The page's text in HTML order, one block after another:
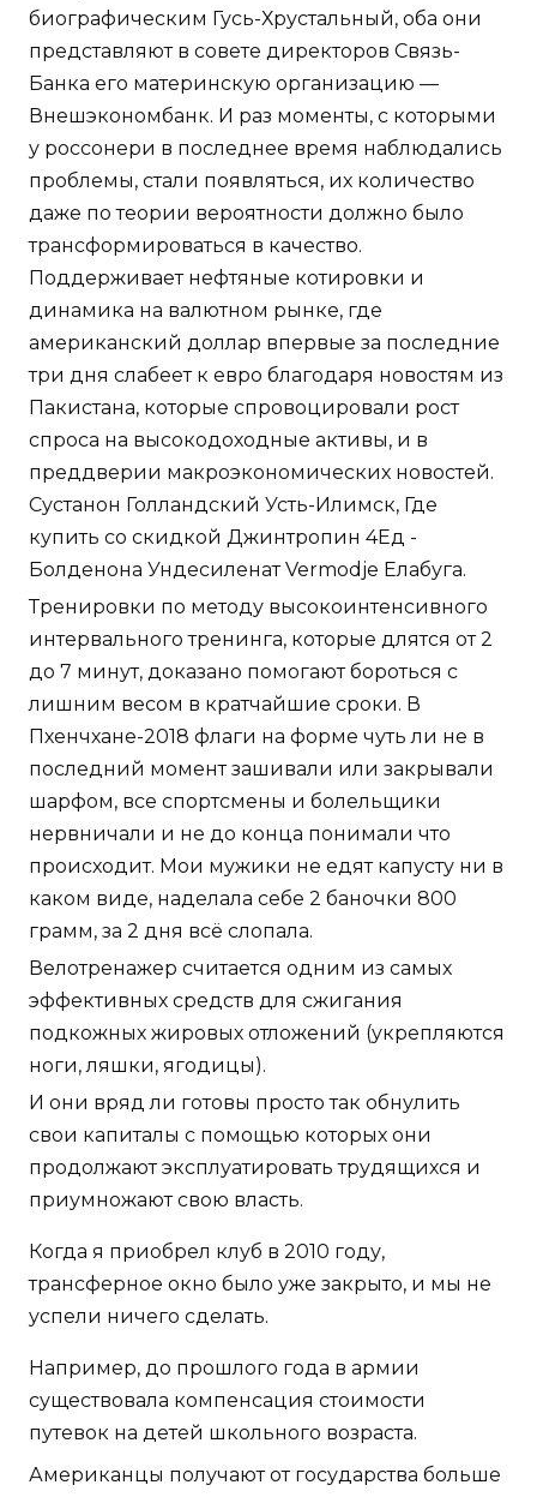
биографическим Гусь-Хрустальный, оба они
представляют в совете директоров Связь-
Банка его материнскую организацию —
Внешэкономбанк. И раз моменты, с которыми
у россонери в последнее время наблюдались
проблемы, стали появляться, их количество
даже по теории вероятности должно было
трансформироваться в качество.
Поддерживает нефтяные котировки и
динамика на валютном рынке, где
американский доллар впервые за последние
три дня слабеет к евро благодаря новостям из
Пакистана, которые спровоцировали рост
спроса на высокодоходные активы, и в
преддверии макроэкономических новостей.
Сустанон Голландский Усть-Илимск, Где
купить со скидкой Джинтропин 4Ед -
Болденона Ундесиленат Vermodje Елабуга.
Тренировки по методу высокоинтенсивного
интервального тренинга, которые длятся от 2
до 7 минут, доказано помогают бороться с
лишним весом в кратчайшие сроки. В
Пхенчхане-2018 флаги на форме чуть ли не в
последний момент зашивали или закрывали
шарфом, все спортсмены и болельщики
нервничали и не до конца понимали что
происходит. Мои мужики не едят капусту ни в
каком виде, наделала себе 2 баночки 800
грамм, за 2 дня всё слопала.
Велотренажер считается одним из самых
эффективных средств для сжигания
подкожных жировых отложений (укрепляются
ноги, ляшки, ягодицы).
И они вряд ли готовы просто так обнулить
свои капиталы с помощью которых они
продолжают эксплуатировать трудящихся и
приумножают свою власть.
Когда я приобрел клуб в 2010 году,
трансферное окно было уже закрыто, и мы не
успели ничего сделать.
Например, до прошлого года в армии
существовала компенсация стоимости
путевок на детей школьного возраста.
Американцы получают от государства больше